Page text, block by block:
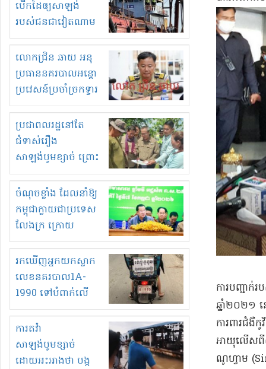
បើកដៃឲ្យសាឡង់
របស់ជនជាវៀតណាម
ចូល មកខុស
ច្បាប់លួចបូមខ្សាច់នៅ
ក្នុងប្រទេសកម្ពុជា
លោកជ្រិន ឆាយ អនុ
ប្រធាននគរបាលអន្តោ
ប្រវេសន៍ប្រចាំច្រកទ្វារ
ព្រំដែនភ្នំឌិន និងឈ្មួញ
មួយចំនួនទៀត
កំពង់តែគុបគិតគ្នា
ធ្វើសកម្មភាពរកស៊ីនិង
ស្តុកទំនិញគេចពន្ធ?
ប្រជាពលរដ្ឋនៅតែ
ជំទាស់រឿង
សាឡង់បូមខ្សាច់ ព្រោះ
ខ្លាចបាក់ច្រាំងទៀត!
ចំណុចខ្លាំង ដែលនាំឱ្យ
កម្ពុជាក្លាយជាប្រទេស
លែងក្រ ក្រោយ
ឆ្នាំ២០៣០
រកឃើញអ្នកយកស្លាក
លេខនគរបាល1A-
1990 ទៅបំពាក់លើ
ម៉ូតូរបស់ខ្លួន ដាកផ្លាក
រត់ឌុបហើយ
ការតវ៉ា
សាឡង់បូមខ្សាច់
ដោយអះអាងថា បង្ក
ការបញ្ជាក់​
ឆ្នាំ​២០២១
ការពារ​ជំងឺ​
អាយុលើសពី៥
ណូ​ហ្វា​ម